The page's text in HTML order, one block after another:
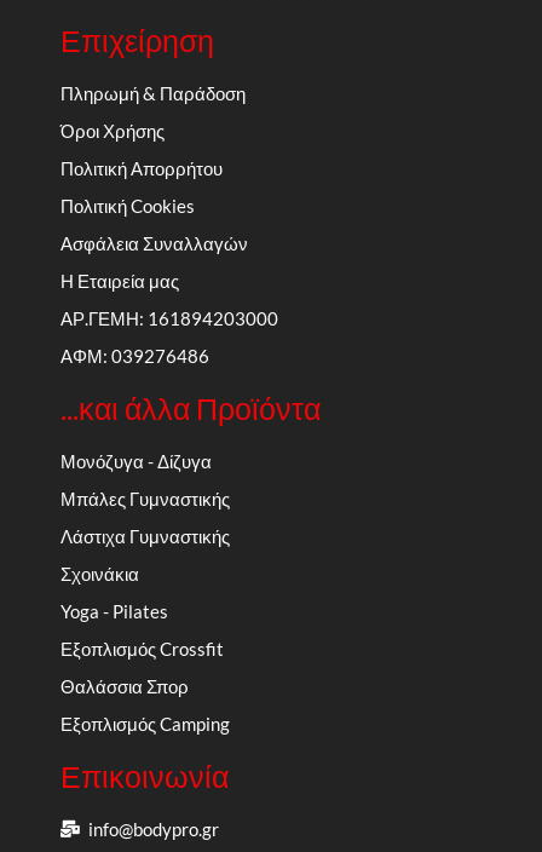
Επιχείρηση
Πληρωμή & Παράδοση
Όροι Χρήσης
Πολιτική Απορρήτου
Πολιτική Cookies
Ασφάλεια Συναλλαγών
Η Εταιρεία μας
ΑΡ.ΓΕΜΗ: 161894203000
ΑΦΜ: 039276486
...και άλλα Προϊόντα
Μονόζυγα - Δίζυγα
Μπάλες Γυμναστικής
Λάστιχα Γυμναστικής
Σχοινάκια
Yoga - Pilates
Εξοπλισμός Crossfit
Θαλάσσια Σπορ
Εξοπλισμός Camping
Επικοινωνία
info@bodypro.gr